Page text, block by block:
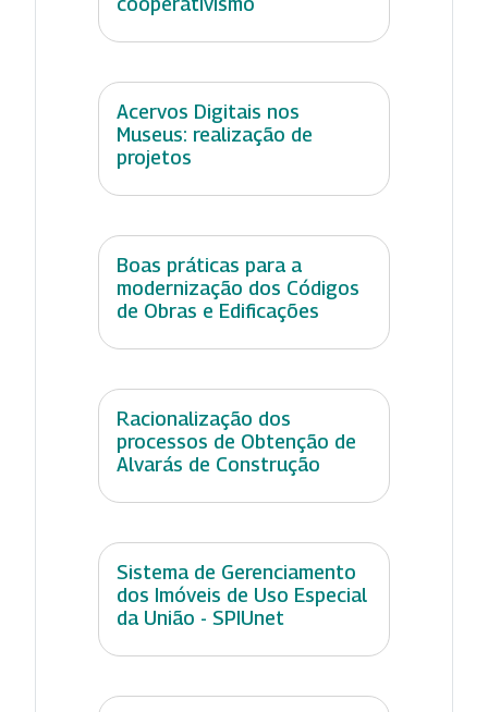
Acervos Digitais nos
Museus: realização de
projetos
Boas práticas para a
modernização dos Códigos
de Obras e Edificações
Racionalização dos
processos de Obtenção de
Alvarás de Construção
Sistema de Gerenciamento
dos Imóveis de Uso Especial
da União - SPIUnet